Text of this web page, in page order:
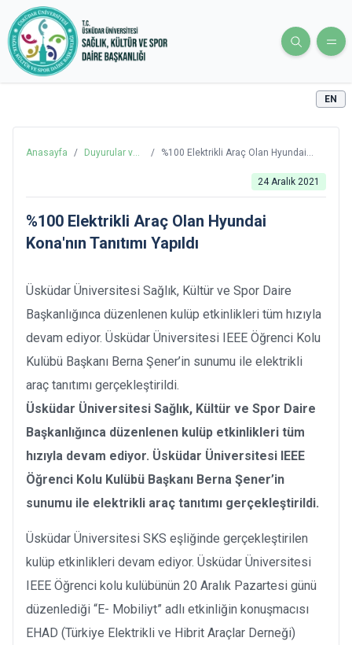
EN
Anasayfa /
Duyurular ve
/
%100 Elektrikli Araç Olan Hyundai
24 Aralık 2021
%100 Elektrikli Araç Olan Hyundai
Kona'nın Tanıtımı Yapıldı
Üsküdar Üniversitesi Sağlık, Kültür ve Spor Daire
Başkanlığınca düzenlenen kulüp etkinlikleri tüm hızıyla
devam ediyor. Üsküdar Üniversitesi IEEE Öğrenci Kolu
Kulübü Başkanı Berna Şener’in sunumu ile elektrikli
araç tanıtımı gerçekleştirildi.
Üsküdar Üniversitesi Sağlık, Kültür ve Spor Daire
Başkanlığınca düzenlenen kulüp etkinlikleri tüm
hızıyla devam ediyor. Üsküdar Üniversitesi IEEE
Öğrenci Kolu Kulübü Başkanı Berna Şener’in
sunumu ile elektrikli araç tanıtımı gerçekleştirildi.
Üsküdar Üniversitesi SKS eşliğinde gerçekleştirilen
kulüp etkinlikleri devam ediyor. Üsküdar Üniversitesi
IEEE Öğrenci kolu kulübünün 20 Aralık Pazartesi günü
düzenlediği “E- Mobiliyt” adlı etkinliğin konuşmacısı
EHAD (Türkiye Elektrikli ve Hibrit Araçlar Derneği)